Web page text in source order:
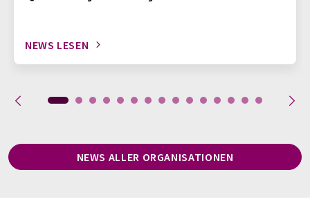
NEWS LESEN
NEWS ALLER ORGANISATIONEN